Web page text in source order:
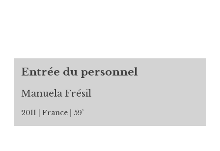
Entrée du personnel
Manuela Frésil
2011 France 59’